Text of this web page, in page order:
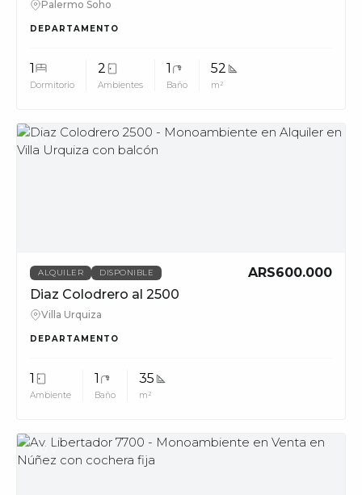
Palermo Soho
DEPARTAMENTO
1
Dormitorio
2
Ambientes
1
Baño
52
m²
MUV
ALQUILER DISPONIBLE
ARS600.000
Diaz Colodrero al 2500
Villa Urquiza
DEPARTAMENTO
1
Ambiente
1
Baño
35
m²
MUV